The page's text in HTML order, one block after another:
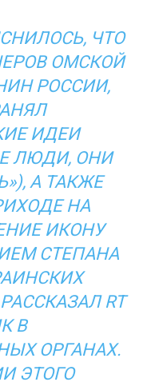
ЧТО
ОМСКОЙ
РОССИИ,
ИДЕИ
ЛЮДИ, ОНИ
А ТАКЖЕ
НА
ИКОНУ
СТЕПАНА
RT
В
ОРГАНАХ.
ЭТОГО